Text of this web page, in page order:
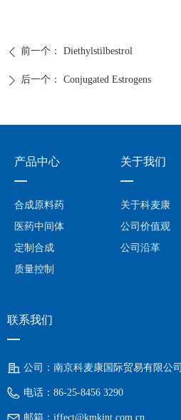
ꄴ 前一个： Diethylstilbestrol
ꄲ 后一个： Conjugated Estrogens
联系我们
—
公司： 南京科麦康国际贸易有限公司
电话： 86-25-8456 3290
邮箱： iffect@kmkint.com.cn
合成原料药
医药中间体
定制合成
质量控制
产品中心
—
关于科麦康
公司价值观
公司沿革
关于我们
—